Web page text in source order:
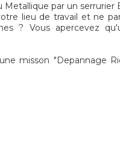
Metallique par un serrurier
lieu de travail et ne
? Vous apercevez
misson "Depannage